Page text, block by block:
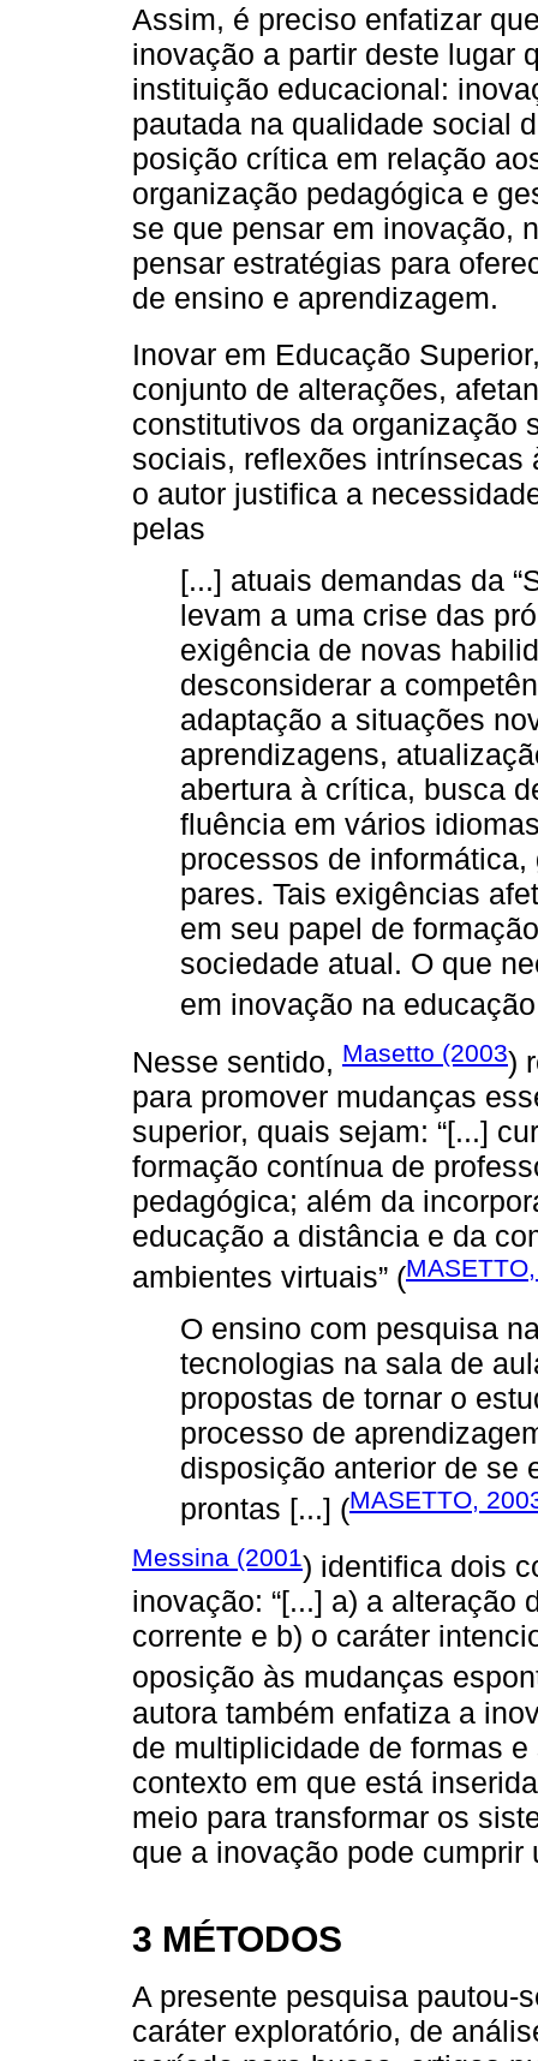
Assim, é preciso enfatizar
inovação a partir deste lugar
instituição educacional:
pautada na qualidade social
posição crítica em relação
organização pedagógica e
se que pensar em inovação,
pensar estratégias para
de ensino e aprendizagem.
Inovar em Educação
conjunto de alterações,
constitutivos da organização
sociais, reflexões intrínsecas
o autor justifica a
pelas
[...] atuais demandas da
levam a uma crise das
exigência de novas
desconsiderar a
adaptação a situações
aprendizagens,
abertura à crítica, busca
fluência em vários
processos de
pares. Tais exigências
em seu papel de
sociedade atual. O que
em inovação na
Nesse sentido, Masetto (2003)
para promover mudanças
superior, quais sejam: “[...]
formação contínua de
pedagógica; além da
educação a distância e da
ambientes virtuais” (
O ensino com pesquisa
tecnologias na sala de
propostas de tornar o
processo de
disposição anterior de se
prontas [...] (MASETTO,
Messina (2001) identifica dois
inovação: “[...] a) a alteração
corrente e b) o caráter
oposição às mudanças
autora também enfatiza a
de multiplicidade de formas
contexto em que está
meio para transformar os
que a inovação pode cumprir
3 MÉTODOS
A presente pesquisa pautou-
caráter exploratório, de